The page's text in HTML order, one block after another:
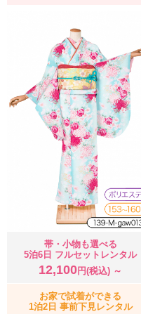
帯・小物も選べる
5泊6日 フルセットレンタル
12,100 円(税込) ～
お家で試着ができる
1泊2日 事前下見レンタル